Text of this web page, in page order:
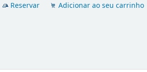
Reservar Adicionar ao seu carrinho